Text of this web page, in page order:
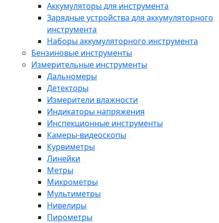
Аккумуляторы для инструмента
Зарядные устройства для аккумуляторного
инструмента
Наборы аккумуляторного инструмента
Бензиновые инструменты
Измерительные инструменты
Дальномеры
Детекторы
Измерители влажности
Индикаторы напряжения
Инспекционные инструменты
Камеры-видеоскопы
Курвиметры
Линейки
Метры
Микрометры
Мультиметры
Нивелиры
Пирометры